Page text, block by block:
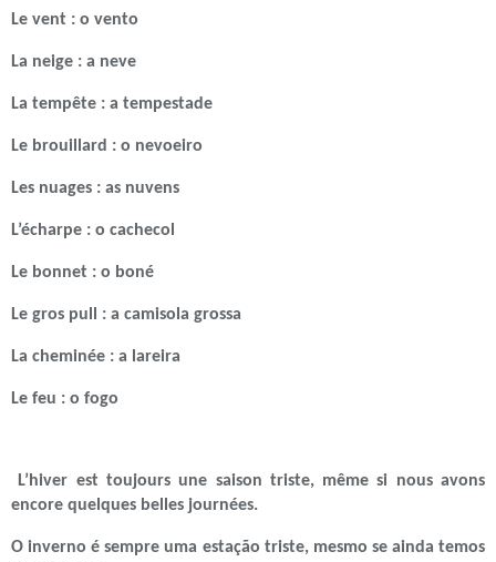
Le vent : o vento
La neige : a neve
La tempête : a tempestade
Le brouillard : o nevoeiro
Les nuages : as nuvens
L’écharpe : o cachecol
Le bonnet : o boné
Le gros pull : a camisola grossa
La cheminée : a lareira
Le feu : o fogo
L’hiver est toujours une saison triste, même si nous avons
encore quelques belles journées.
O inverno é sempre uma estação triste, mesmo se ainda temos